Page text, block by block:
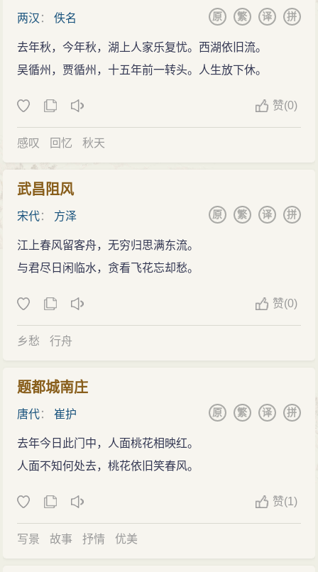
两汉 ：佚名 拼
译
繁
原
去年秋，今年秋，湖上人家乐复忧。西湖依旧流。
吴循州，贾循州，十五年前一转头。人生放下休。
赞(0)
感叹 回忆 秋天
武昌阻风
宋代： 方泽 拼
译
繁
原
江上春风留客舟，无穷归思满东流。
与君尽日闲临水，贪看飞花忘却愁。
赞(0)
乡愁 行舟
题都城南庄
唐代：崔护 拼
译
繁
原
去年今日此门中，人面桃花相映红。
人面不知何处去，桃花依旧笑春风。
赞(1)
写景 故事 抒情 优美